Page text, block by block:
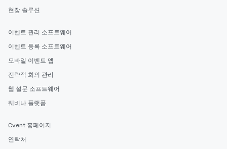
현장 솔루션
이벤트 관리 소프트웨어
이벤트 등록 소프트웨어
모바일 이벤트 앱
전략적 회의 관리
웹 설문 소프트웨어
웨비나 플랫폼
Cvent 홈페이지
연락처